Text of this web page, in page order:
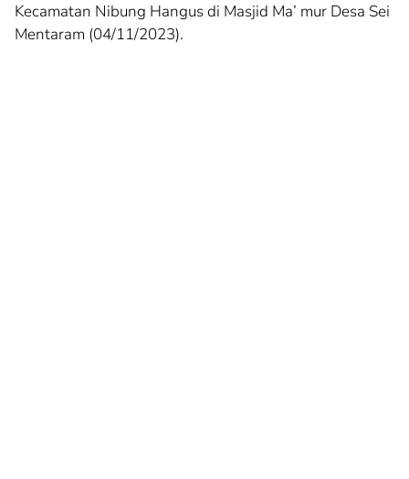
Kecamatan Nibung Hangus di Masjid Ma’ mur Desa Sei
Mentaram (04/11/2023).